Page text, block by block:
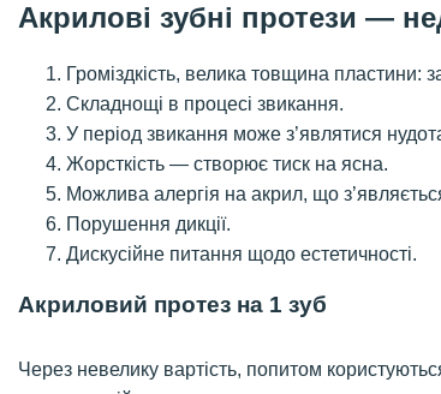
Акрилові зубні протези —
Громіздкість, велика товщина пластини:
Складнощі в процесі звикання.
У період звикання може з’являтися
Жорсткість — створює тиск на ясна.
Можлива алергія на акрил, що
Порушення дикції.
Дискусійне питання щодо естетичності.
Акриловий протез на 1 зуб
Через невелику вартість, попитом